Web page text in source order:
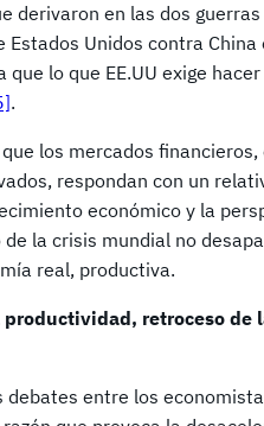
derivaron en las dos
Estados Unidos contra
lo que EE.UU exige
.
los mercados
respondan con un
económico y la
la crisis mundial no
real, productiva.
productividad, retroceso
debates entre los